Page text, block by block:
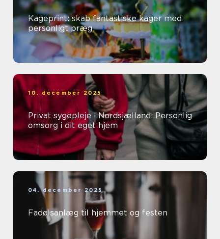
Kageprint: skab fantastiske kager med
personligt præg
10. december 2025
Privat sygepleje i Nordsjælland: Personlig
omsorg i dit eget hjem
04. december 2025
Fadølsanlæg til hjemmet og festen